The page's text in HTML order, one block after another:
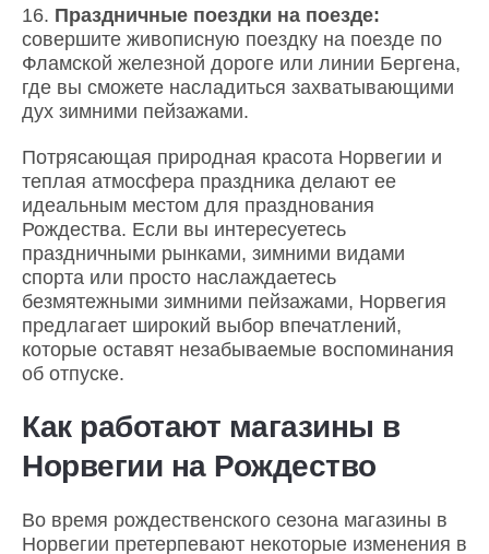
Праздничные поездки на поезде:
совершите живописную поездку на поезде по
Фламской железной дороге или линии Бергена,
где вы сможете насладиться захватывающими
дух зимними пейзажами.
Потрясающая природная красота Норвегии и
теплая атмосфера праздника делают ее
идеальным местом для празднования
Рождества. Если вы интересуетесь
праздничными рынками, зимними видами
спорта или просто наслаждаетесь
безмятежными зимними пейзажами, Норвегия
предлагает широкий выбор впечатлений,
которые оставят незабываемые воспоминания
об отпуске.
Как работают магазины в
Норвегии на Рождество
Во время рождественского сезона магазины в
Норвегии претерпевают некоторые изменения в